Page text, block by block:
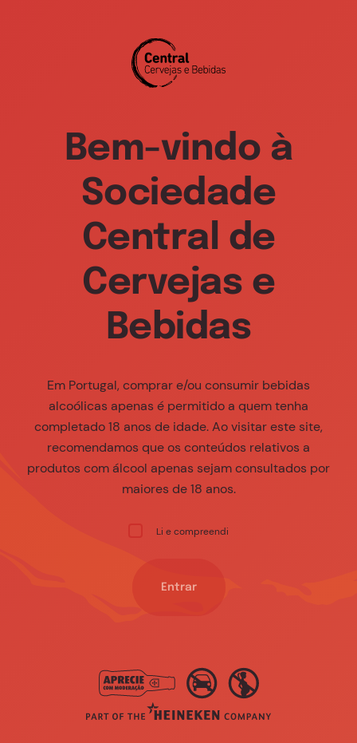
Bem-vindo à
Sociedade
Central de
Cervejas e
Bebidas
Em Portugal, comprar e/ou consumir bebidas
alcoólicas apenas é permitido a quem tenha
completado 18 anos de idade. Ao visitar este site,
recomendamos que os conteúdos relativos a
produtos com álcool apenas sejam consultados por
maiores de 18 anos.
Li e compreendi
Entrar